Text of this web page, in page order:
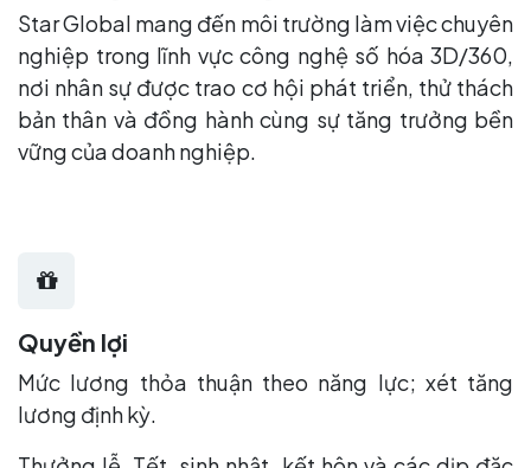
Star Global mang đến môi trường làm việc chuyên
nghiệp trong lĩnh vực công nghệ số hóa 3D/360,
nơi nhân sự được trao cơ hội phát triển, thử thách
bản thân và đồng hành cùng sự tăng trưởng bền
vững của doanh nghiệp.
Quyền lợi
Mức lương thỏa thuận theo năng lực; xét tăng
lương định kỳ.